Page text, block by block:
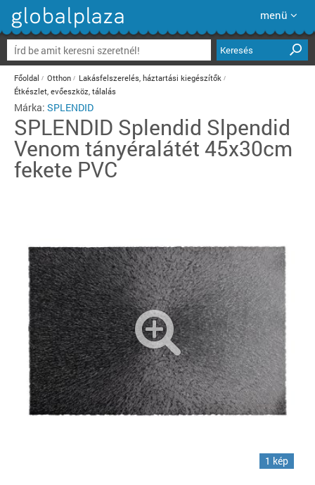
menü
Keresés
Főoldal Otthon
Lakásfelszerelés, háztartási kiegészítők
Étkészlet, evőeszköz, tálalás
Márka: SPLENDID
SPLENDID Splendid Slpendid
Venom tányéralátét 45x30cm
fekete PVC
1 kép